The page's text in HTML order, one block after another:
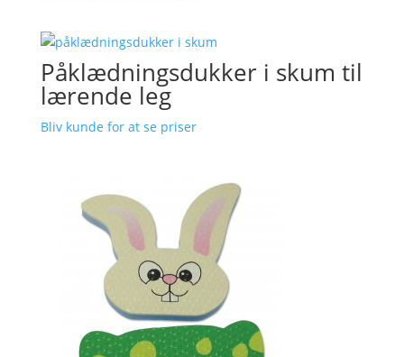
Påklædningsdukker i skum til
lærende leg
Bliv kunde for at se priser